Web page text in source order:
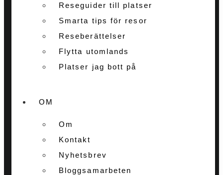
Reseguider till platser
Smarta tips för resor
Reseberättelser
Flytta utomlands
Platser jag bott på
OM
Om
Kontakt
Nyhetsbrev
Bloggsamarbeten